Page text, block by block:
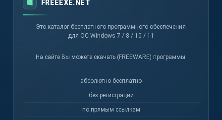
FREEEXE.NET
Это каталог бесплатного программного обеспечения
для ОС Windows 7 / 8 / 10 / 11
На сайте Вы можете скачать (FREEWARE) программы:
абсолютно бесплатно
без регистрации
по прямым ссылкам